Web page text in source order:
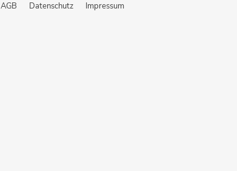
AGB Datenschutz Impressum